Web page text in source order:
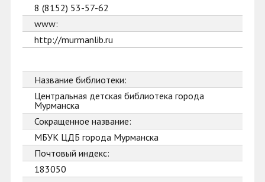
8 (8152) 53-57-62
www:
http://murmanlib.ru
Название библиотеки:
Центральная детская библиотека города
Мурманска
Сокращенное название:
МБУК ЦДБ города Мурманска
Почтовый индекс:
183050